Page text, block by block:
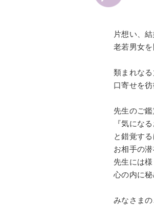
片想い、
老若男女
類まれな
口寄せを
先生のご
『気にな
と錯覚す
お相手の
先生には
心の内に
みなさま